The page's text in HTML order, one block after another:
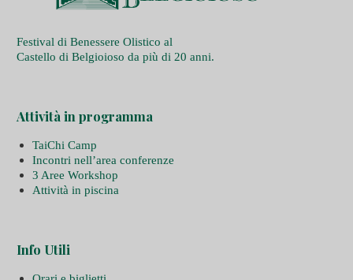
Festival di Benessere Olistico al
Castello di Belgioioso da più di 20 anni.
Attività in programma
TaiChi Camp
Incontri nell’area conferenze
3 Aree Workshop
Attività in piscina
Info Utili